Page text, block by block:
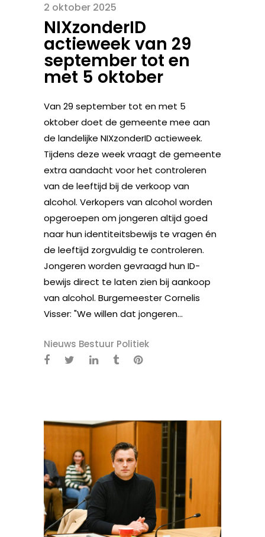
2 oktober 2025
NIXzonderID
actieweek van 29
september tot en
met 5 oktober
Van 29 september tot en met 5
oktober doet de gemeente mee aan
de landelijke NIXzonderID actieweek.
Tijdens deze week vraagt de gemeente
extra aandacht voor het controleren
van de leeftijd bij de verkoop van
alcohol. Verkopers van alcohol worden
opgeroepen om jongeren altijd goed
naar hun identiteitsbewijs te vragen én
de leeftijd zorgvuldig te controleren.
Jongeren worden gevraagd hun ID-
bewijs direct te laten zien bij aankoop
van alcohol. Burgemeester Cornelis
Visser: "We willen dat jongeren...
Nieuws Bestuur Politiek